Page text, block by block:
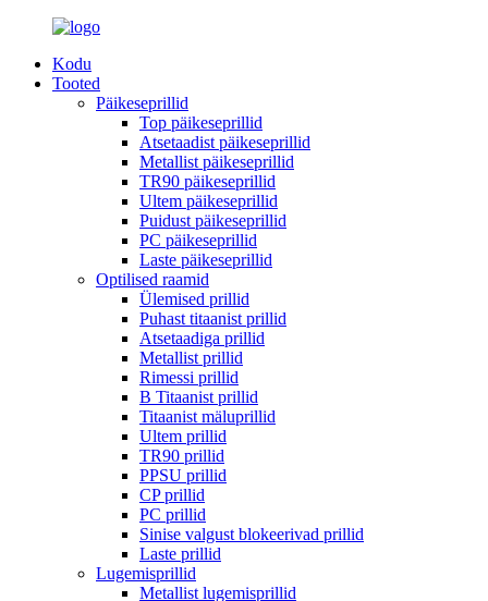
Kodu
Tooted
Päikeseprillid
Top päikeseprillid
Atsetaadist päikeseprillid
Metallist päikeseprillid
TR90 päikeseprillid
Ultem päikeseprillid
Puidust päikeseprillid
PC päikeseprillid
Laste päikeseprillid
Optilised raamid
Ülemised prillid
Puhast titaanist prillid
Atsetaadiga prillid
Metallist prillid
Rimessi prillid
B Titaanist prillid
Titaanist mäluprillid
Ultem prillid
TR90 prillid
PPSU prillid
CP prillid
PC prillid
Sinise valgust blokeerivad prillid
Laste prillid
Lugemisprillid
Metallist lugemisprillid